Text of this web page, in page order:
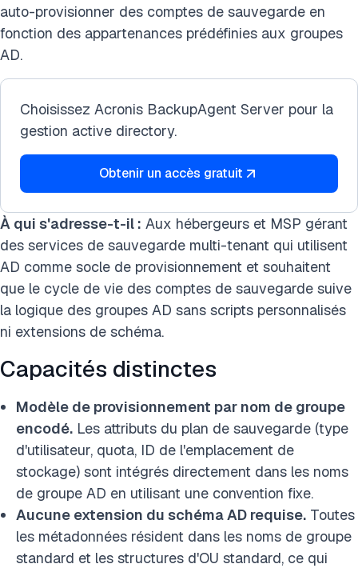
auto-provisionner des comptes de sauvegarde en
fonction des appartenances prédéfinies aux groupes
AD.
Choisissez Acronis BackupAgent Server pour la
gestion active directory.
Obtenir un accès gratuit
À qui s'adresse-t-il : Aux hébergeurs et MSP gérant
des services de sauvegarde multi-tenant qui utilisent
AD comme socle de provisionnement et souhaitent
que le cycle de vie des comptes de sauvegarde suive
la logique des groupes AD sans scripts personnalisés
ni extensions de schéma.
Capacités distinctes
Modèle de provisionnement par nom de groupe
encodé. Les attributs du plan de sauvegarde (type
d'utilisateur, quota, ID de l'emplacement de
stockage) sont intégrés directement dans les noms
de groupe AD en utilisant une convention fixe.
Aucune extension du schéma AD requise. Toutes
les métadonnées résident dans les noms de groupe
standard et les structures d'OU standard, ce qui